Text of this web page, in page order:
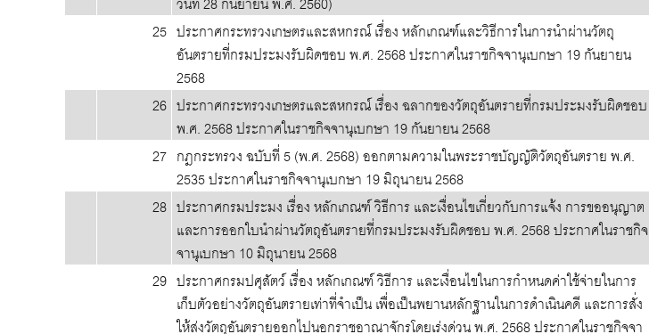
25 ประกาศกระทรวงเกษตรและสหกรณ์ เรื่อง หลักเกณฑ์และวิธีการในการนำผ่านวัตถุ
อันตรายที่กรมประมงรับผิดชอบ พ.ศ. 2568 ประกาศในราชกิจจานุเบกษา 19 กันยายน
2568
26 ประกาศกระทรวงเกษตรและสหกรณ์ เรื่อง ฉลากของวัตถุอันตรายที่กรมประมงรับผิดชอบ
พ.ศ. 2568 ประกาศในราชกิจจานุเบกษา 19 กันยายน 2568
27 กฎกระทรวง ฉบับที่ 5 (พ.ศ. 2568) ออกตามความในพระราชบัญญัติวัตถุอันตราย พ.ศ.
2535 ประกาศในราชกิจจานุเบกษา 19 มิถุนายน 2568
28 ประกาศกรมประมง เรื่อง หลักเกณฑ์ วิธีการ และเงื่อนไขเกี่ยวกับการแจ้ง การขออนุญาต
และการออกใบนำผ่านวัตถุอันตรายที่กรมประมงรับผิดชอบ พ.ศ. 2568 ประกาศในราชกิจ
จานุเบกษา 10 มิถุนายน 2568
29 ประกาศกรมปศุสัตว์ เรื่อง หลักเกณฑ์ วิธีการ และเงื่อนไขในการกำหนดค่าใช้จ่ายในการ
เก็บตัวอย่างวัตถุอันตรายเท่าที่จำเป็น เพื่อเป็นพยานหลักฐานในการดำเนินคดี และการสั่ง
ให้ส่งวัตถุอันตรายออกไปนอกราชอาณาจักรโดยเร่งด่วน พ.ศ. 2568 ประกาศในราชกิจจา